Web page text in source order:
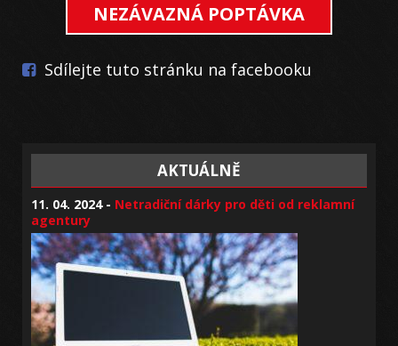
NEZÁVAZNÁ POPTÁVKA
Sdílejte tuto stránku na facebooku
AKTUÁLNĚ
11. 04. 2024 - Netradiční dárky pro děti od reklamní
agentury